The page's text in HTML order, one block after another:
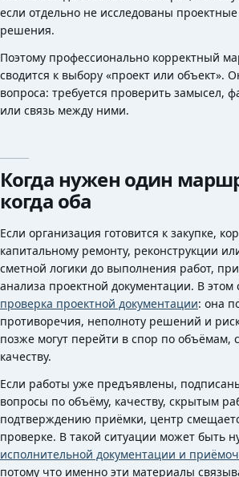
если отдельно не исследованы
решения.
Поэтому профессионально корректный
сводится к выбору «проект или объект».
вопроса: требуется проверить замысел,
или связь между ними.
Когда нужен один
когда оба
Если организация готовится к закупке,
капитальному ремонту, реконструкции
сметной логики до выполнения работ,
анализа проектной документации. В этом
проверка проектной документации: она
противоречия, неполноту решений и
позже могут перейти в спор по объёмам,
качеству.
Если работы уже предъявлены,
вопросы по объёму, качеству, скрытым
подтверждению приёмки, центр
проверке. В такой ситуации может быть
исполнительной документации и
потому что именно эти материалы